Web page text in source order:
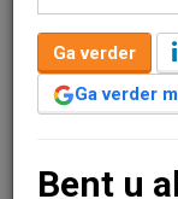
Ga verder
Ga verder
Bent u